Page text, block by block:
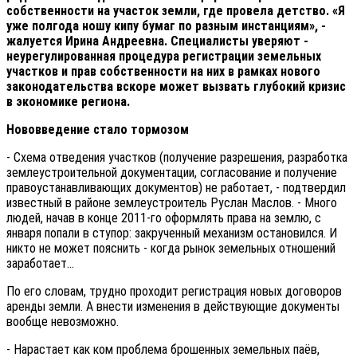
собственности на участок земли, где провела детство. «Я
уже полгода ношу кипу бумаг по разным инстанциям», -
жалуется Ирина Андреевна. Специалисты уверяют -
неурегулированная процедура регистрации земельных
участков и прав собственности на них в рамках нового
законодательства вскоре может вызвать глубокий кризис
в экономике региона.
Нововведение стало тормозом
- Схема отведения участков (получение разрешения, разработка
землеустроительной документации, согласование и получение
правоустанавливающих документов) не работает, - подтвердил
известный в районе землеустроитель Руслан Маслов. - Много
людей, начав в конце 2011-го оформлять права на землю, с
января попали в ступор: закрученный механизм остановился. И
никто не может пояснить - когда рынок земельных отношений
заработает...
По его словам, трудно проходит регистрация новых договоров
аренды земли. А внести изменения в действующие документы
вообще невозможно.
- Нарастает как ком проблема брошенных земельных паёв,